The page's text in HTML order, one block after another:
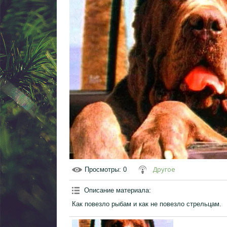
Просмотры: 0 Другое
Описание материала:
Как повезло рыбам и как не повезло стрельцам.